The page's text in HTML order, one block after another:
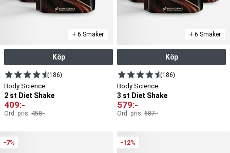
+ 6 Smaker
Köp
(186)
Body Science
2 st Diet Shake
409:-
Ord. pris: 458:-
+ 6 Smaker
Köp
(186)
Body Science
3 st Diet Shake
579:-
Ord. pris: 687:-
-7% -12%